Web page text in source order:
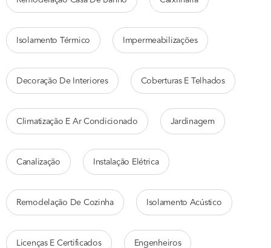
Isolamento Térmico Impermeabilizações
Decoração De Interiores Coberturas E Telhados
Climatização E Ar Condicionado Jardinagem
Canalização Instalação Elétrica
Remodelação De Cozinha Isolamento Acústico
Licenças E Certificados Engenheiros